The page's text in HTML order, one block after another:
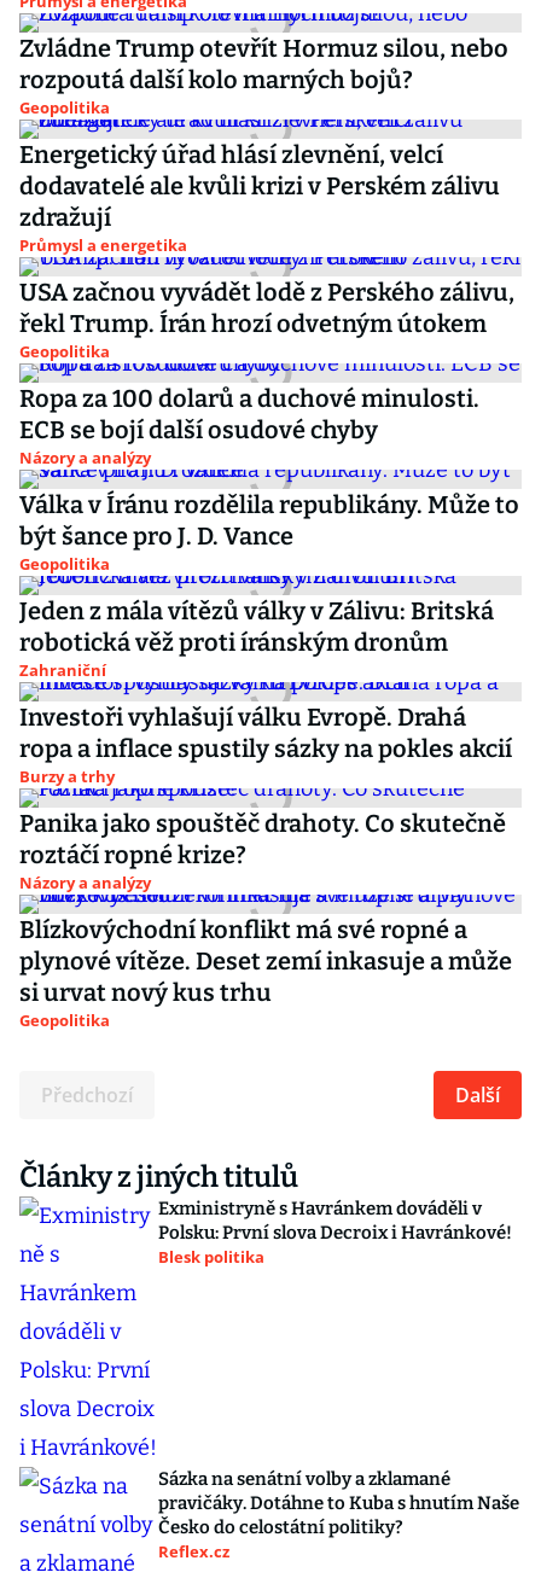
Zvládne Trump otevřít Hormuz silou, nebo
rozpoutá další kolo marných bojů?
Geopolitika
Energetický úřad hlásí zlevnění, velcí
dodavatelé ale kvůli krizi v Perském zálivu
zdražují
Průmysl a energetika
USA začnou vyvádět lodě z Perského zálivu,
řekl Trump. Írán hrozí odvetným útokem
Geopolitika
Ropa za 100 dolarů a duchové minulosti.
ECB se bojí další osudové chyby
Názory a analýzy
Válka v Íránu rozdělila republikány. Může to
být šance pro J. D. Vance
Geopolitika
Jeden z mála vítězů války v Zálivu: Britská
robotická věž proti íránským dronům
Zahraniční
Investoři vyhlašují válku Evropě. Drahá
ropa a inflace spustily sázky na pokles akcií
Burzy a trhy
Panika jako spouštěč drahoty. Co skutečně
roztáčí ropné krize?
Názory a analýzy
Blízkovýchodní konflikt má své ropné a
plynové vítěze. Deset zemí inkasuje a může
si urvat nový kus trhu
Geopolitika
Předchozí Další
Články z jiných titulů
Exministryně s Havránkem dováděli v
Polsku: První slova Decroix i Havránkové!
Blesk politika
Sázka na senátní volby a zklamané
pravičáky. Dotáhne to Kuba s hnutím Naše
Česko do celostátní politiky?
Reflex.cz